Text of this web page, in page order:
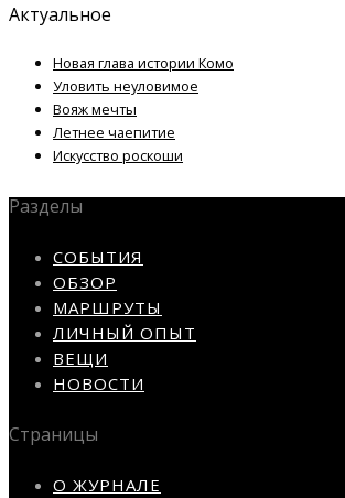
Актуальное
Новая глава истории Комо
Уловить неуловимое
Вояж мечты
Летнее чаепитие
Искусство роскоши
Разделы
СОБЫТИЯ
ОБЗОР
МАРШРУТЫ
ЛИЧНЫЙ ОПЫТ
ВЕЩИ
НОВОСТИ
Страницы
О ЖУРНАЛЕ